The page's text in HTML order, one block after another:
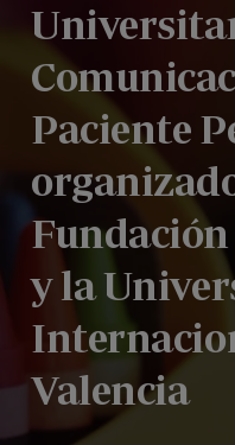
CO
Paciente
Fundación
y la
Valencia